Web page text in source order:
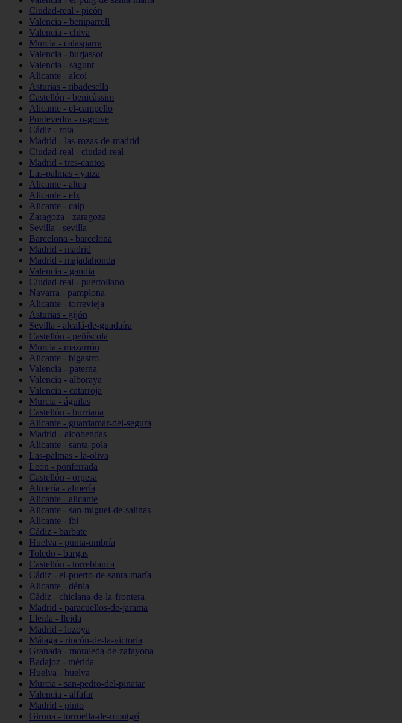
Ciudad-real - picón
Valencia - beniparrell
Valencia - chiva
Murcia - calasparra
Valencia - burjassot
Valencia - sagunt
Alicante - alcoi
Asturias - ribadesella
Castellón - benicàssim
Alicante - el-campello
Pontevedra - o-grove
Cádiz - rota
Madrid - las-rozas-de-madrid
Ciudad-real - ciudad-real
Madrid - tres-cantos
Las-palmas - yaiza
Alicante - altea
Alicante - elx
Alicante - calp
Zaragoza - zaragoza
Sevilla - sevilla
Barcelona - barcelona
Madrid - madrid
Madrid - majadahonda
Valencia - gandia
Ciudad-real - puertollano
Navarra - pamplona
Alicante - torrevieja
Asturias - gijón
Sevilla - alcalá-de-guadaíra
Castellón - peñíscola
Murcia - mazarrón
Alicante - bigastro
Valencia - paterna
Valencia - alboraya
Valencia - catarroja
Murcia - águilas
Castellón - burriana
Alicante - guardamar-del-segura
Madrid - alcobendas
Alicante - santa-pola
Las-palmas - la-oliva
León - ponferrada
Castellón - orpesa
Almería - almería
Alicante - alicante
Alicante - san-miguel-de-salinas
Alicante - ibi
Cádiz - barbate
Huelva - punta-umbría
Toledo - bargas
Castellón - torreblanca
Cádiz - el-puerto-de-santa-maría
Alicante - dénia
Cádiz - chiclana-de-la-frontera
Madrid - paracuellos-de-jarama
Lleida - lleida
Madrid - lozoya
Málaga - rincón-de-la-victoria
Granada - moraleda-de-zafayona
Badajoz - mérida
Huelva - huelva
Murcia - san-pedro-del-pinatar
Valencia - alfafar
Madrid - pinto
Girona - torroella-de-montgrí